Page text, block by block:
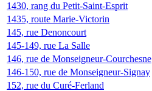
1430, rang du Petit-Saint-Esprit
1435, route Marie-Victorin
145, rue Denoncourt
145-149, rue La Salle
146, rue de Monseigneur-Courchesne
146-150, rue de Monseigneur-Signay
152, rue du Curé-Ferland